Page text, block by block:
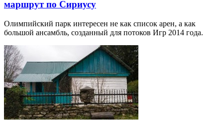
маршрут по Сириусу
Олимпийский парк интересен не как список арен, а как
большой ансамбль, созданный для потоков Игр 2014 года.